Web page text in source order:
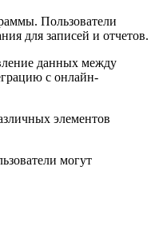
Пользователи
для записей и отчетов.
данных между
с онлайн-
элементов
могут